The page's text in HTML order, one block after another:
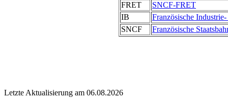
FRET
SNCF-FRET
IB
Französische
SNCF
Französische
Letzte Aktualisierung am 06.08.2026